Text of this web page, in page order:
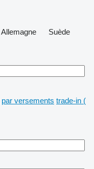
Allemagne
Suède
par versements trade-in (